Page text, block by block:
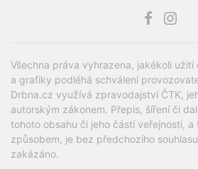
Všechna práva vyhrazena, jakékoli užití
a grafiky podléhá schválení
Drbna.cz využívá zpravodajství ČTK,
autorským zákonem. Přepis, šíření či
tohoto obsahu či jeho částí veřejnosti, a
způsobem, je bez předchozího
zakázáno.